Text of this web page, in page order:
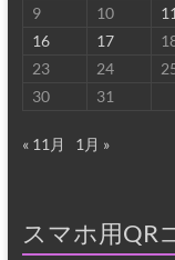
9
10 11
16
17
23
24
30
31
« 11月 1月 »
スマホ用QR